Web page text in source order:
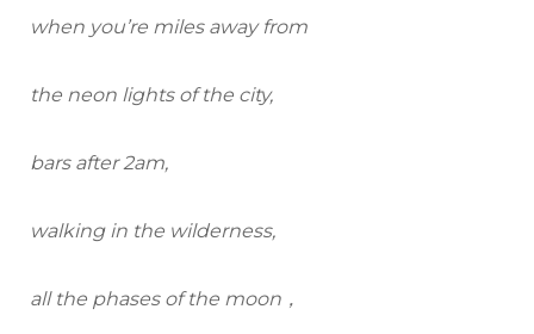
when you’re miles away from
the neon lights of the city,
bars after 2am,
walking in the wilderness,
all the phases of the moon，